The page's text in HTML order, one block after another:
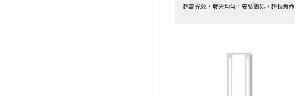
超高光效，發光均勻，安裝簡易，超長壽命